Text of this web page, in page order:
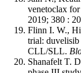
venetoclax
2019; 380 :
Flinn I. W.,
trial: duvelisib
CLL/SLL.
Shanafelt T.